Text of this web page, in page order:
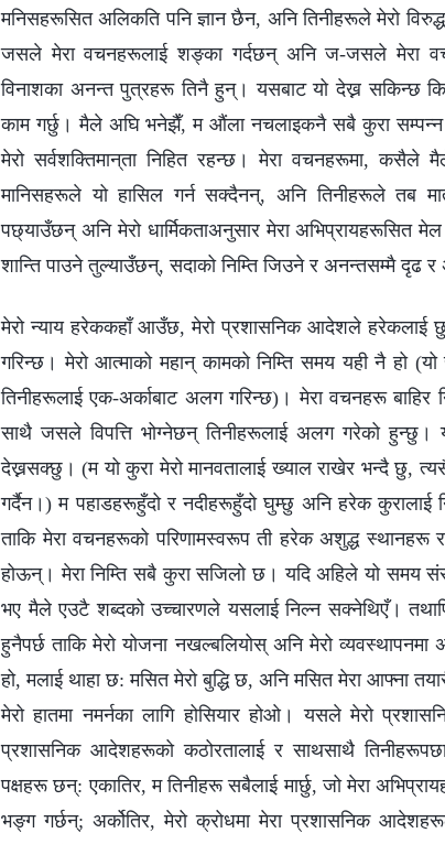
मनिसहरूसित अलिकति पनि ज्ञान छैन, अनि तिनीहरूले मेरो
जसले मेरा वचनहरूलाई शङ्का गर्दछन् अनि ज-जसले मेरा
विनाशका अनन्त पुत्रहरू तिनै हुन्। यसबाट यो देख्न सकिन्छ
काम गर्छु। मैले अघि भनेझैँ, म औंला नचलाइकनै सबै कुरा सम्पन्न
मेरो सर्वशक्तिमान्‌ता निहित रहन्छ। मेरा वचनहरूमा, कसैले
मानिसहरूले यो हासिल गर्न सक्दैनन्, अनि तिनीहरूले तब
पछ्याउँछन् अनि मेरो धार्मिकताअनुसार मेरा अभिप्रायहरूसित
शान्ति पाउने तुल्याउँछन्, सदाको निम्ति जिउने र अनन्तसम्मै दृढ
मेरो न्याय हरेककहाँ आउँछ, मेरो प्रशासनिक आदेशले हरेकलाई
गरिन्छ। मेरो आत्माको महान् कामको निम्ति समय यही नै हो
तिनीहरूलाई एक-अर्काबाट अलग गरिन्छ)। मेरा वचनहरू
साथै जसले विपत्ति भोग्नेछन् तिनीहरूलाई अलग गरेको
देख्नसक्छु। (म यो कुरा मेरो मानवतालाई ख्याल राखेर भन्दै छु,
गर्दैन।) म पहाडहरूहुँदो र नदीहरूहुँदो घुम्छु अनि हरेक कुरालाई
ताकि मेरा वचनहरूको परिणामस्वरूप ती हरेक अशुद्ध स्थानहरू
होऊन्। मेरा निम्ति सबै कुरा सजिलो छ। यदि अहिले यो समय
भए मैले एउटै शब्दको उच्चारणले यसलाई निल्न सक्नेथिएँ।
हुनैपर्छ ताकि मेरो योजना नखल्बलियोस् अनि मेरो
हो, मलाई थाहा छ: मसित मेरो बुद्धि छ, अनि मसित मेरा आफ्ना
मेरो हातमा नमर्नका लागि होसियार होओ। यसले मेरो
प्रशासनिक आदेशहरूको कठोरतालाई र साथसाथै
पक्षहरू छन्: एकातिर, म तिनीहरू सबैलाई मार्छु, जो मेरा
भङ्ग गर्छन्; अर्कोतिर, मेरो क्रोधमा मेरा प्रशासनिक